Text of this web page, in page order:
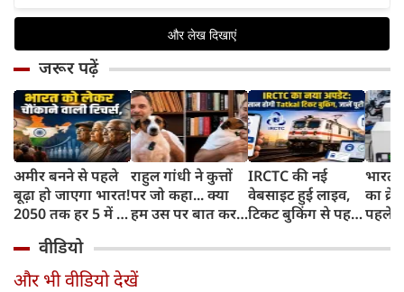
जरूर पढ़ें
अमीर बनने से पहले
बूढ़ा हो जाएगा भारत!
2050 तक हर 5 में 1
साल से ज्यादा उम्र का
राहुल गांधी ने कुत्तों
पर जो कहा... क्या
हम उस पर बात कर
IRCTC की नई
वेबसाइट हुई लाइव,
टिकट बुकिंग से पहले
काम, जानें पूरा
भारत
का
पहले
और
वीडियो
और भी वीडियो देखें